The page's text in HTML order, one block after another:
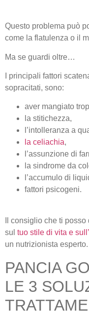
Questo problema può
come la flatulenza o il
Ma se guardi oltre…
I principali fattori
sopracitati, sono:
aver mangiato
la stitichezza,
l’intolleranza a
la celiachia,
l’assunzione di
la sindrome da
l’accumulo di
fattori psicogeni.
Il consiglio che ti
sul tuo stile di vita e
un nutrizionista esperto.
PANCIA
LE 3